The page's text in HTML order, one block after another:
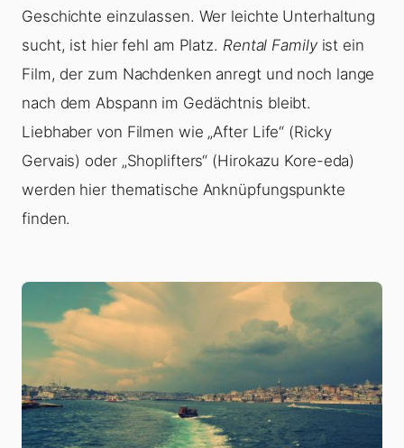
Geschichte einzulassen. Wer leichte Unterhaltung
sucht, ist hier fehl am Platz. Rental Familyist ein
Film, der zum Nachdenken anregt und noch lange
nach dem Abspann im Gedächtnis bleibt.
Liebhaber von Filmen wie „After Life“ (Ricky
Gervais) oder „Shoplifters“ (Hirokazu Kore-eda)
werden hier thematische Anknüpfungspunkte
finden.